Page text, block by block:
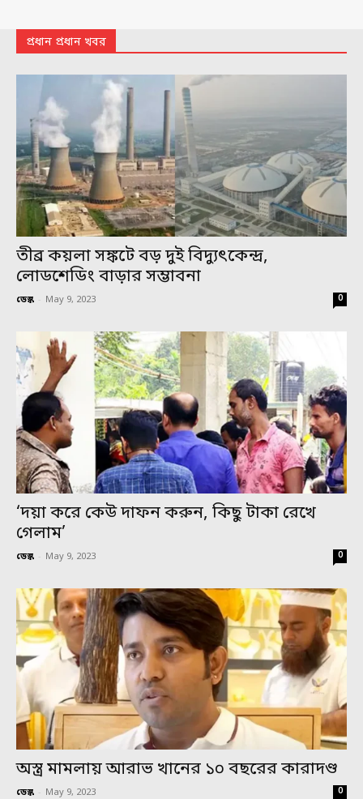
প্রধান প্রধান খবর
তীব্র কয়লা সঙ্কটে বড় দুই বিদ্যুৎকেন্দ্র,
লোডশেডিং বাড়ার সম্ভাবনা
ডেস্ক - May 9, 2023 0
‘দয়া করে কেউ দাফন করুন, কিছু টাকা রেখে
গেলাম’
ডেস্ক - May 9, 2023 0
অস্ত্র মামলায় আরাভ খানের ১০ বছরের কারাদণ্ড
ডেস্ক - May 9, 2023 0